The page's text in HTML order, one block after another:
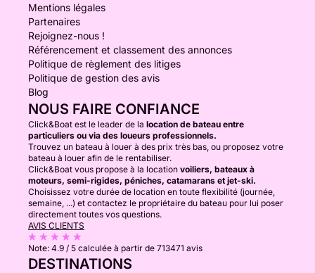
Mentions légales
Partenaires
Rejoignez-nous !
Référencement et classement des annonces
Politique de règlement des litiges
Politique de gestion des avis
Blog
NOUS FAIRE CONFIANCE
Click&Boat est le leader de la location de bateau entre
particuliers ou via des loueurs professionnels.
Trouvez un bateau à louer à des prix très bas, ou proposez votre
bateau à louer afin de le rentabiliser.
Click&Boat vous propose à la location voiliers, bateaux à
moteurs, semi-rigides, péniches, catamarans et jet-ski.
Choisissez votre durée de location en toute flexibilité (journée,
semaine, ...) et contactez le propriétaire du bateau pour lui poser
directement toutes vos questions.
AVIS CLIENTS
Note: 4.9 / 5 calculée à partir de 713471 avis
DESTINATIONS